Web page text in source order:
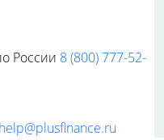
России 8 (800) 777-52-
help@plusfinance.ru